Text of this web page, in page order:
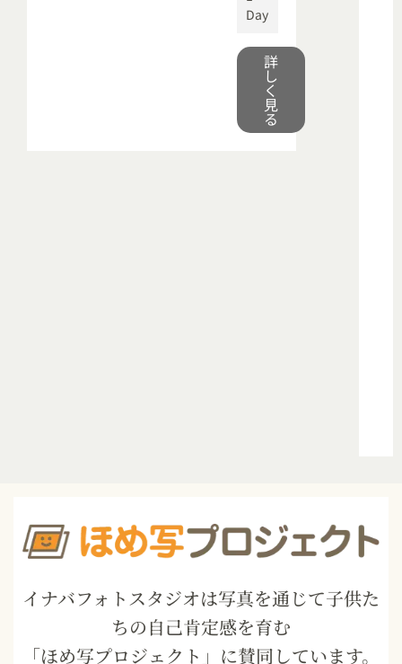
Day
詳
し
く
見
る
イナバフォトスタジオは写真を通じて子供た
ちの自己肯定感を育む
「ほめ写プロジェクト」に賛同しています。